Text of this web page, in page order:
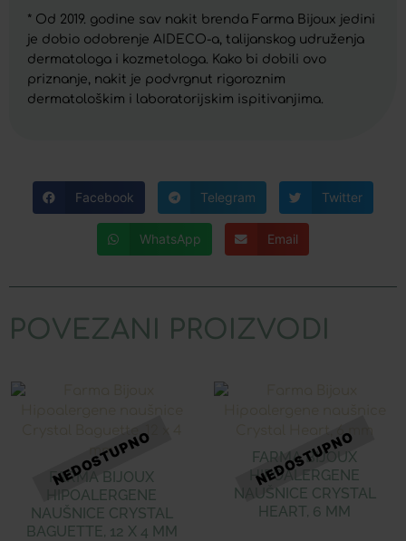
* Od 2019. godine sav nakit brenda Farma Bijoux jedini
je dobio odobrenje AIDECO-a, talijanskog udruženja
dermatologa i kozmetologa. Kako bi dobili ovo
priznanje, nakit je podvrgnut rigoroznim
dermatološkim i laboratorijskim ispitivanjima.
Facebook Telegram Twitter
WhatsApp Email
POVEZANI PROIZVODI
FARMA BIJOUX
HIPOALERGENE
NAUŠNICE CRYSTAL
BAGUETTE, 12 X 4 MM
FARMA BIJOUX
HIPOALERGENE
NAUŠNICE CRYSTAL
HEART, 6 MM